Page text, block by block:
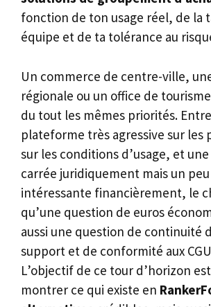
fonction de ton usage réel, de la
équipe et de ta tolérance au
Un commerce de centre-ville,
régionale ou un office de
du tout les mêmes priorités.
plateforme très agressive sur les
sur les conditions d’usage, et
carrée juridiquement mais un
intéressante financièrement, le
qu’une question de euros
aussi une question de continuité
support et de conformité aux
L’objectif de ce tour d’horizon
montrer ce qui existe en